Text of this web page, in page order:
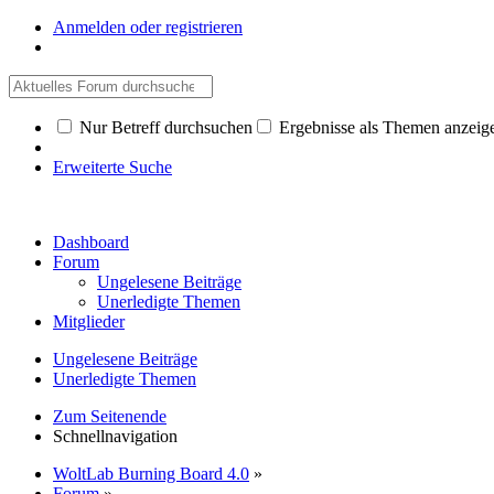
Anmelden oder registrieren
Nur Betreff durchsuchen Ergebnisse als Themen
Erweiterte Suche
Dashboard
Forum
Ungelesene Beiträge
Unerledigte Themen
Mitglieder
Ungelesene Beiträge
Unerledigte Themen
Zum Seitenende
Schnellnavigation
WoltLab Burning Board 4.0 »